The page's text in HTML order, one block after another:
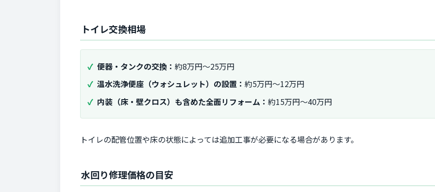
トイレ交換相場
便器・タンクの交換： 約8万円〜25万円
温水洗浄便座（ウォシュレット）の設置： 約5万円〜12万円
内装（床・壁クロス）も含めた全面リフォーム： 約15万円〜40万円
トイレの配管位置や床の状態によっては追加工事が必要になる場合があります。
水回り修理価格の目安